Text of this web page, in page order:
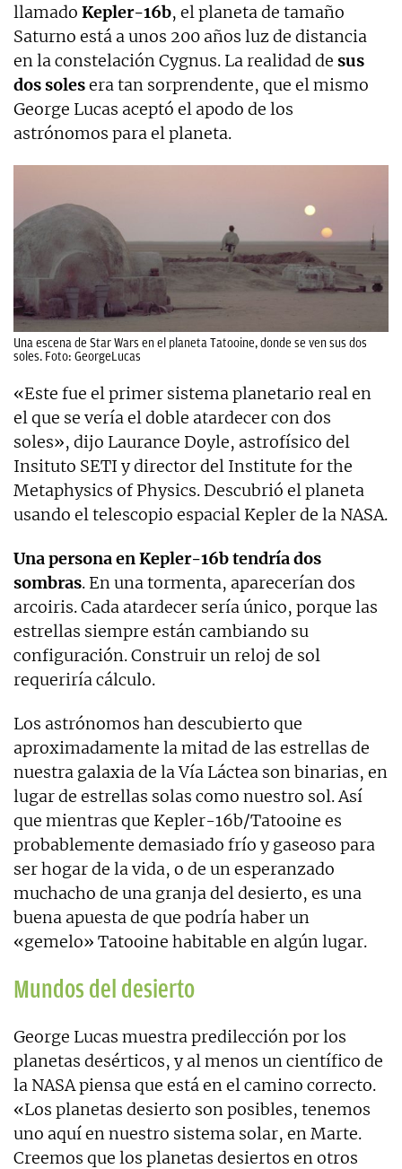
llamado Kepler-16b, el planeta de tamaño
Saturno está a unos 200 años luz de distancia
en la constelación Cygnus. La realidad de sus
dos solesera tan sorprendente, que el mismo
George Lucas aceptó el apodo de los
astrónomos para el planeta.
Una escena de Star Wars en el planeta Tatooine, donde se ven sus dos
soles. Foto: GeorgeLucas
«Este fue el primer sistema planetario real en
el que se vería el doble atardecer con dos
soles», dijo Laurance Doyle, astrofísico del
Insituto SETI y director del Institute for the
Metaphysics of Physics. Descubrió el planeta
usando el telescopio espacial Kepler de la NASA.
Una persona en Kepler-16b tendría dos
sombras. En una tormenta, aparecerían dos
arcoiris. Cada atardecer sería único, porque las
estrellas siempre están cambiando su
configuración. Construir un reloj de sol
requeriría cálculo.
Los astrónomos han descubierto que
aproximadamente la mitad de las estrellas de
nuestra galaxia de la Vía Láctea son binarias, en
lugar de estrellas solas como nuestro sol. Así
que mientras que Kepler-16b/Tatooine es
probablemente demasiado frío y gaseoso para
ser hogar de la vida, o de un esperanzado
muchacho de una granja del desierto, es una
buena apuesta de que podría haber un
«gemelo» Tatooine habitable en algún lugar.
Mundos del desierto
George Lucas muestra predilección por los
planetas desérticos, y al menos un científico de
la NASA piensa que está en el camino correcto.
«Los planetas desierto son posibles, tenemos
uno aquí en nuestro sistema solar, en Marte.
Creemos que los planetas desiertos en otros